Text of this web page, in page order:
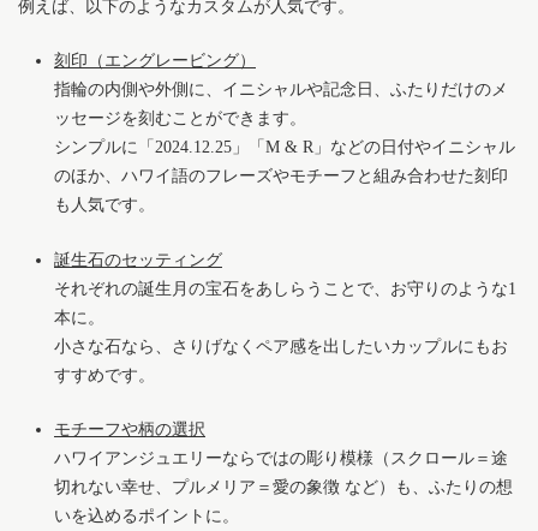
例えば、以下のようなカスタムが人気です。
刻印（エングレービング）
指輪の内側や外側に、イニシャルや記念日、ふたりだけのメ
ッセージを刻むことができます。
シンプルに「2024.12.25」「M & R」などの日付やイニシャル
のほか、ハワイ語のフレーズやモチーフと組み合わせた刻印
も人気です。
誕生石のセッティング
それぞれの誕生月の宝石をあしらうことで、お守りのような1
本に。
小さな石なら、さりげなくペア感を出したいカップルにもお
すすめです。
モチーフや柄の選択
ハワイアンジュエリーならではの彫り模様（スクロール＝途
切れない幸せ、プルメリア＝愛の象徴 など）も、ふたりの想
いを込めるポイントに。